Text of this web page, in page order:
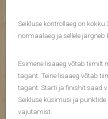
Seikluse kontrollaeg on
normaalaeg ja sellele
Esimene lisaaeg võtab tiimilt
tagant. Teine lisaaeg võtab
tagant. Starti ja finishit saad
Seikluse küsimusi ja
vajutamist.